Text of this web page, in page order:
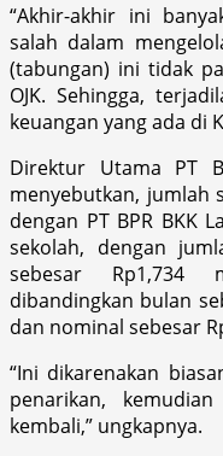
“Akhir-akhir ini
salah dalam
(tabungan) ini tidak
OJK. Sehingga,
keuangan yang ada di
Direktur Utama PT
menyebutkan, jumlah
dengan PT BPR BKK
sekolah, dengan
sebesar Rp1,734
dibandingkan bulan
dan nominal sebesar
“Ini dikarenakan
penarikan,
kembali,” ungkapnya.